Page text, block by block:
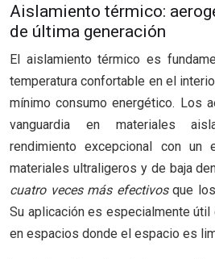
Aislamiento térmico:
de última generación
El aislamiento térmico es
temperatura confortable en el
mínimo consumo energético. Los
vanguardia en materiales
rendimiento excepcional con un
materiales ultraligeros y de baja
cuatro veces más efectivosque
Su aplicación es especialmente
en espacios donde el espacio es